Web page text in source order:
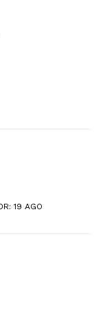
19 AGO